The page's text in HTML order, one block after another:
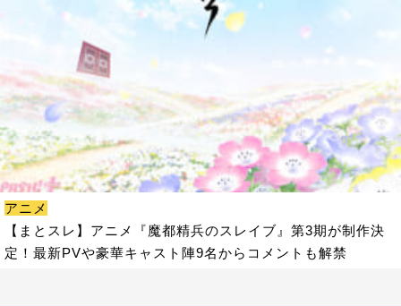
アニメ
【まとスレ】アニメ『魔都精兵のスレイブ』第3期が制作決
定！最新PVや豪華キャスト陣9名からコメントも解禁